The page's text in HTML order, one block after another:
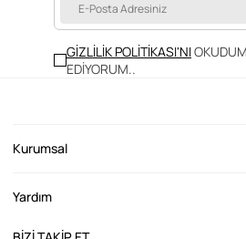
GİZLİLİK POLİTİKASI'NI
EDİYORUM..
Kurumsal
Yardım